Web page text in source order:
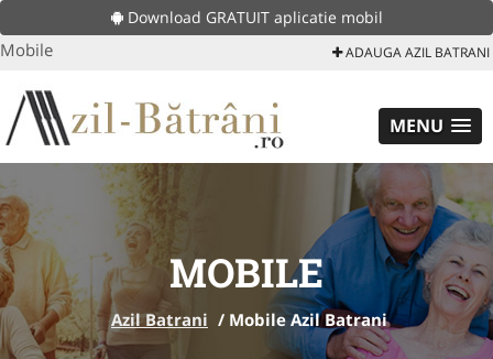
Download GRATUIT aplicatie mobil
Mobile ADAUGA AZIL BATRANI
MENU
MOBILE
Azil Batrani / Mobile Azil Batrani